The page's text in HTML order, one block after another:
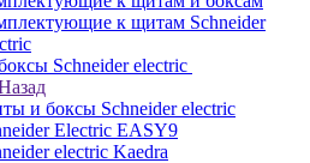
к щитам Schneider
Schneider electric
и боксы Schneider electric
Electric EASY9
electric Kaedra